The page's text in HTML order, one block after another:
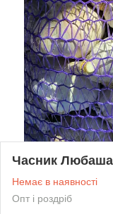
Часник Любаша
Немає в наявності
Опт і роздріб